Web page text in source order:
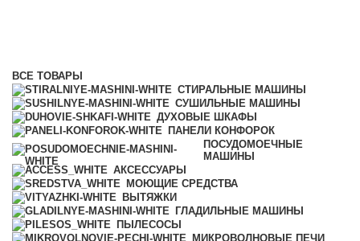
ВСЕ ТОВАРЫ
СТИРАЛЬНЫЕ МАШИНЫ
СУШИЛЬНЫЕ МАШИНЫ
ДУХОВЫЕ ШКАФЫ
ПАНЕЛИ КОНФОРОК
ПОСУДОМОЕЧНЫЕ
МАШИНЫ
АКСЕССУАРЫ
МОЮЩИЕ СРЕДСТВА
ВЫТЯЖКИ
ГЛАДИЛЬНЫЕ МАШИНЫ
ПЫЛЕСОСЫ
МИКРОВОЛНОВЫЕ ПЕЧИ